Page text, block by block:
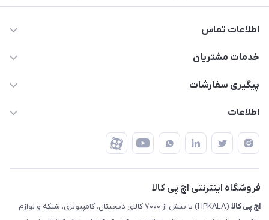
اطلاعات تماس
63 0000 43 - 021
تهران - طبقه سوم تجاری - پلاک 11014
خدمات مشتریان
قوانین و مقررات
ضمانت اصالت کالا
پیگیری سفارشات
رهگیری مرسولات پست
رهگیری مرسولات چاپار
رهگیری مرسولات ماهکس
اطلاعات
درباره ما
تماس با ما
فروشگاه اینترنتی اچ پی کالا
اچ‌ پی‌ کالا
(HPKALA) با بیش از ۷۰۰۰ کالای دیجیتال، کامپیوتری، شبکه و لوازم